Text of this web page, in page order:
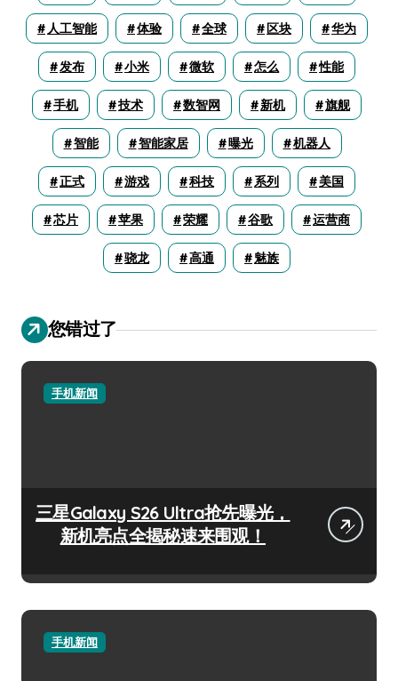
人工智能 体验 全球 区块 华为
发布 小米 微软 怎么 性能
手机 技术 数智网 新机 旗舰
智能 智能家居 曝光 机器人
正式 游戏 科技 系列 美国
芯片 苹果 荣耀 谷歌 运营商
骁龙 高通 魅族
您错过了
手机新闻
三星Galaxy S26 Ultra抢先曝光，
新机亮点全揭秘速来围观！
手机新闻